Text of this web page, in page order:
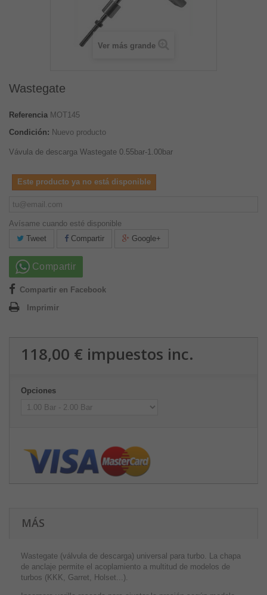
Ver más grande
Wastegate
Referencia MOT145
Condición: Nuevo producto
Vávula de descarga Wastegate 0.55bar-1.00bar
Este producto ya no está disponible
Avísame cuando esté disponible
Tweet
Compartir Google+
Compartir
Compartir en Facebook
Imprimir
118,00 € impuestos inc.
Opciones
MÁS
Wastegate (válvula de descarga) universal para turbo. La chapa
de anclaje permite el acoplamiento a multitud de modelos de
turbos (KKK, Garret, Holset...).